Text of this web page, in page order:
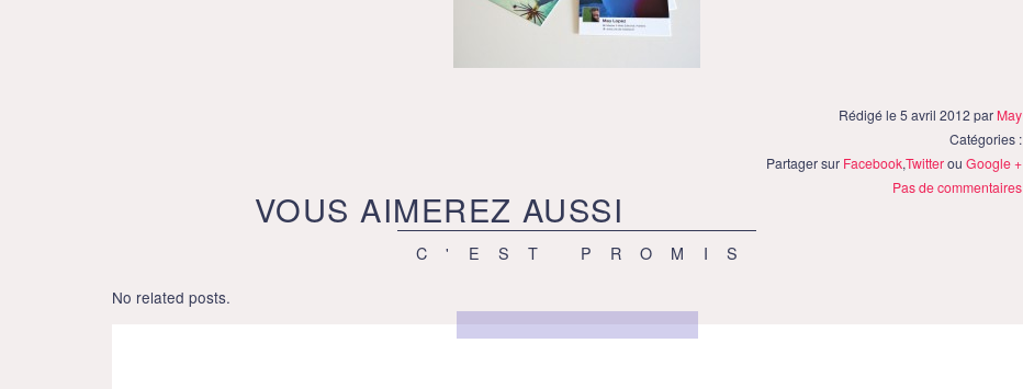
Rédigé le 5 avril 2012 par May
Catégories :
Partager sur Facebook,TwitterouGoogle +
Pas de commentaires
VOUS AIMEREZ AUSSI
C'EST PROMIS
No related posts.